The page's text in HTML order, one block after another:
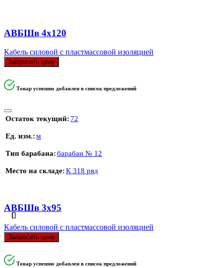
АВБШв 4х120
Кабель силовой с пластмассовой изоляцией
Запросить цену
Товар успешно добавлен в список предложений
Остаток текущий 72
Ед. изм. м
Тип барабана барабан № 12
Место на складе К 318 ряд
АВБШв 3х95
Кабель силовой с пластмассовой изоляцией
Запросить цену
Товар успешно добавлен в список предложений